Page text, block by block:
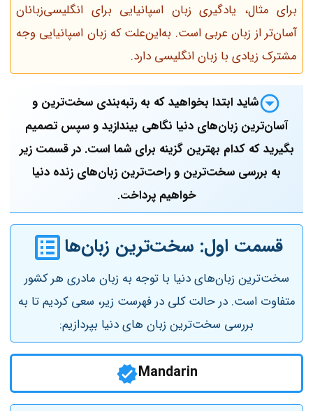
برای مثال، یادگیری زبان اسپانیایی برای انگلیسی‌زبانان
آسان‌تر از زبان عربی است. به‌این‌علت که زبان اسپانیایی وجه
مشترک زیادی با زبان انگلیسی دارد.
شاید ابتدا بخواهید که به رتبه‌بندی سخت‌ترین و
آسان‌ترین زبان‌های دنیا نگاهی بیندازید و سپس تصمیم
بگیرید که کدام بهترین گزینه برای شما است. در قسمت زیر
به بررسی سخت‌ترین و راحت‌ترین زبان‌های زنده دنیا
خواهیم پرداخت.
قسمت اول: سخت‌ترین زبان‌ها
سخت‌ترین زبان‌های دنیا با توجه به زبان مادری هر کشور
متفاوت است. در حالت کلی در فهرست زیر، سعی کردیم تا به
بررسی سخت‌ترین زبان های دنیا بپردازیم:
Mandarin